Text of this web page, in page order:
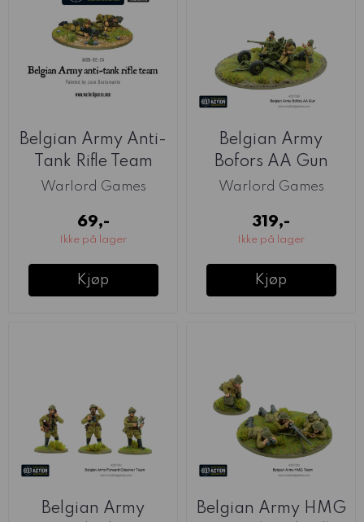
Belgian Army Anti-
Tank Rifle Team
(Warlord)
Warlord Games
69,-
Ikke på lager
Kjøp
Belgian Army
Bofors AA Gun
(Warlord)
Warlord Games
319,-
Ikke på lager
Kjøp
Belgian Army
Belgian Army HMG